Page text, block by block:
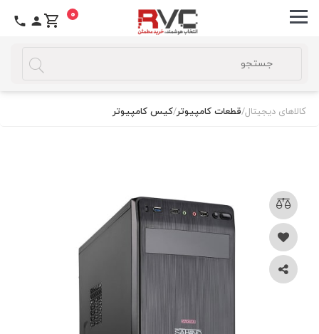
0
کالاهای دیجیتال/قطعات کامپیوتر/کیس کامپیوتر